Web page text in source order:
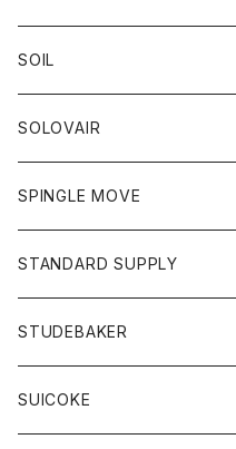
ボトム
ワンピース
トップス
Tシャツ
トレーナー
ボトム
ショートパンツ
スカート
レディース
スカート
Tシャツ
アクセサリー
バック
カーディガン
コート
グッズ
ネクタイ
グローブ
アクセサリー
トップス
カットソー
カーディガン
ボトム
ショートパンツ
パンツ
レディース
カットソー
ボトム
ジーンズ
チノパン
トップス
ポロシャツ
ベスト
靴
SOIL
靴
ワンピース
トップス
カットソー
ボトム
パンツ
SOLOVAIR
SPINGLE MOVE
STANDARD SUPPLY
財布
バッグ
STUDEBAKER
アクセサリー
SUICOKE